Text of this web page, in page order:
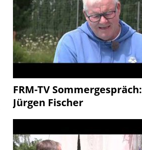
FRM-TV Sommergespräch:
Jürgen Fischer